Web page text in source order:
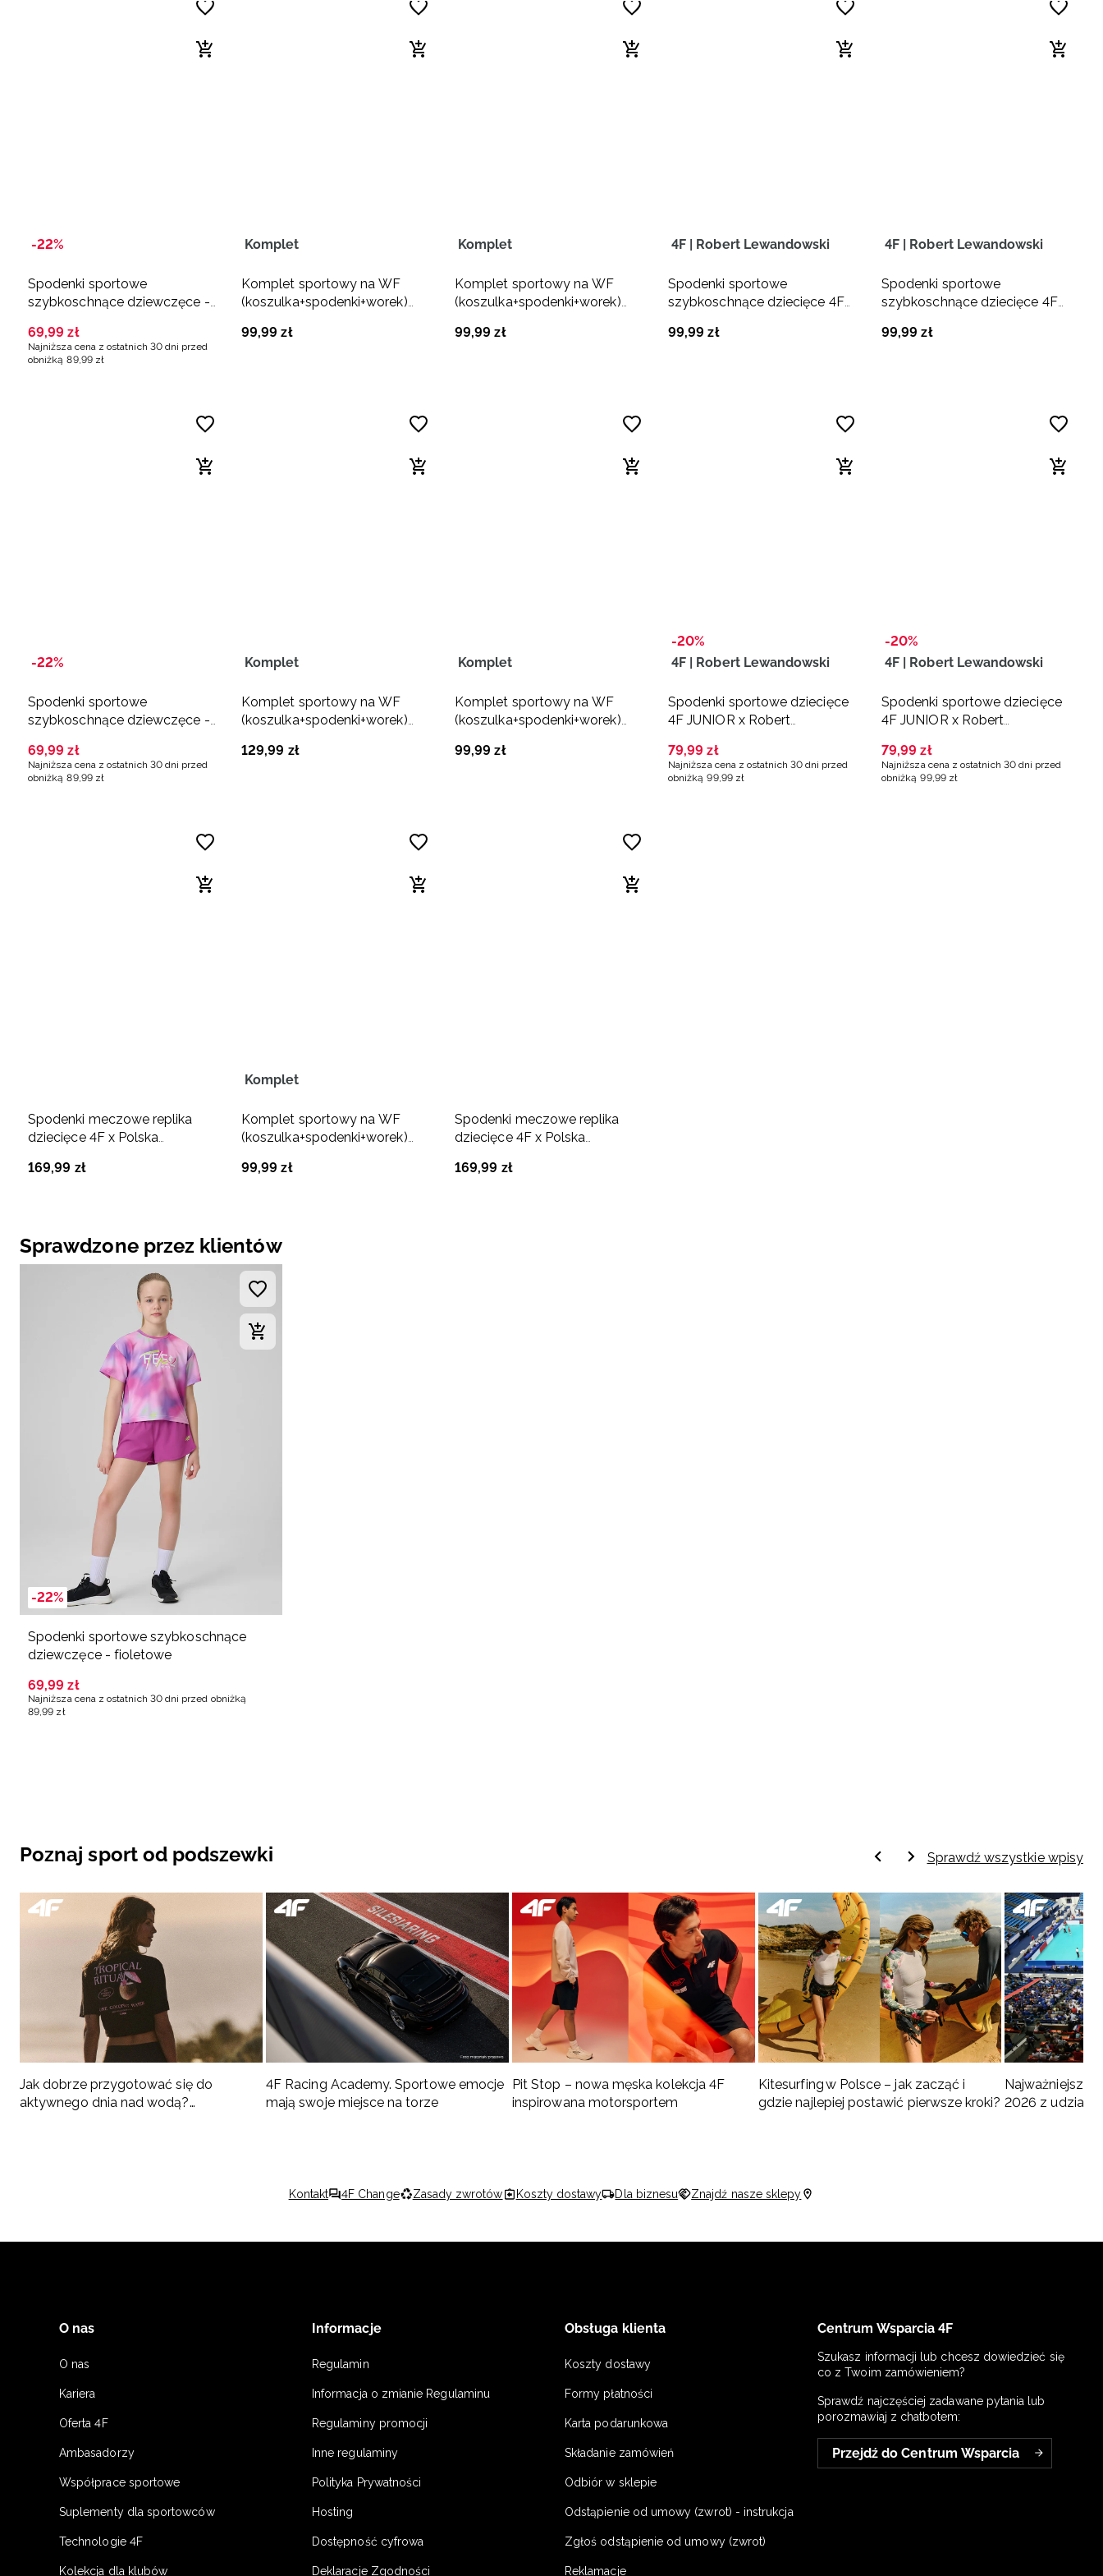
-22%
Spodenki sportowe
szybkoschnące dziewczęce -
69,99 zł
Najniższa cena z ostatnich 30 dni przed
obniżką 89,99 zł
Komplet
Komplet sportowy na WF
(koszulka+spodenki+worek)
99,99 zł
Komplet
Komplet sportowy na WF
(koszulka+spodenki+worek)
99,99 zł
4F | Robert Lewandowski
Spodenki sportowe
szybkoschnące dziecięce 4F
- czarne
99,99 zł
4F | Robert Lewandowski
Spodenki sportowe
szybkoschnące dziecięce 4F
- fioletowe
99,99 zł
-22%
Spodenki sportowe
szybkoschnące dziewczęce -
69,99 zł
Najniższa cena z ostatnich 30 dni przed
obniżką 89, 99 zł
Komplet
Komplet sportowy na WF
(koszulka+spodenki+worek)
129,99 zł
Komplet
Komplet sportowy na WF
(koszulka+spodenki+worek)
99,99 zł
-20%
4F | Robert Lewandowski
Spodenki sportowe dziecięce
4F JUNIOR x Robert
79,99 zł
Najniższa cena z ostatnich 30 dni przed
obniżką 99, 99 zł
-20%
4F | Robert Lewandowski
Spodenki sportowe dziecięce
4F JUNIOR x Robert
79,99 zł
Najniższa cena z ostatnich 30 dni przed
obniżką 99, 99 zł
Spodenki meczowe replika
dziecięce 4F x Polska
169,99 zł
Komplet
Komplet sportowy na WF
(koszulka+spodenki+worek)
99,99 zł
Spodenki meczowe replika
dziecięce 4F x Polska
169,99 zł
Sprawdzone przez klientów
-22%
Spodenki sportowe szybkoschnące
dziewczęce - fioletowe
69,99 zł
Najniższa cena z ostatnich 30 dni przed obniżką
89 ,99 zł
Poznaj sport od podszewki Sprawdź wszystkie wpisy
Jak dobrze przygotować się do
aktywnego dnia nad wodą?
4F Racing Academy. Sportowe emocje
mają swoje miejsce na torze
Pit Stop – nowa męska kolekcja 4F
inspirowana motorsportem
Kitesurfing w Polsce – jak zacząć i
gdzie najlepiej postawić pierwsze kroki?
Najważniejsze
2026 z
Kontakt 4F Change Zasady zwrotów Koszty dostawy Dla biznesu Znajdź nasze sklepy
O nas
O nas
Kariera
Oferta 4F
Ambasadorzy
Współprace sportowe
Suplementy dla sportowców
Technologie 4F
Kolekcja dla klubów
Informacje
Regulamin
Informacja o zmianie Regulaminu
Regulaminy promocji
Inne regulaminy
Polityka Prywatności
Hosting
Dostępność cyfrowa
Deklaracje Zgodności
Obsługa klienta
Koszty dostawy
Formy płatności
Karta podarunkowa
Składanie zamówień
Odbiór w sklepie
Odstąpienie od umowy (zwrot) - instrukcja
Zgłoś odstąpienie od umowy (zwrot)
Reklamacje
Centrum Wsparcia 4F
Szukasz informacji lub chcesz dowiedzieć się
co z Twoim zamówieniem?
Sprawdź najczęściej zadawane pytania lub
porozmawiaj z chatbotem:
Przejdź do Centrum Wsparcia